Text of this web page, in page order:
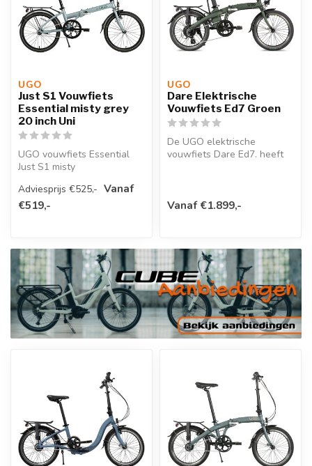
UGO
Just S1 Vouwfiets
Essential misty grey
20 inch Uni
UGO vouwfiets Essential
Just S1 misty
x L76 x W35 cm, g...
Adviesprijs €525,- Vanaf
€519,-
UGO
Dare Elektrische
Vouwfiets Ed7 Groen
De UGO elektrische
vouwfiets Dare Ed7. heeft
Vanaf €1.899,-